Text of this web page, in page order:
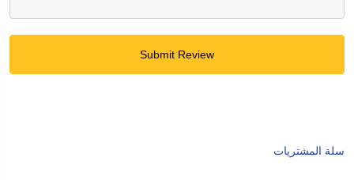
Submit Review
سلة المشتريات